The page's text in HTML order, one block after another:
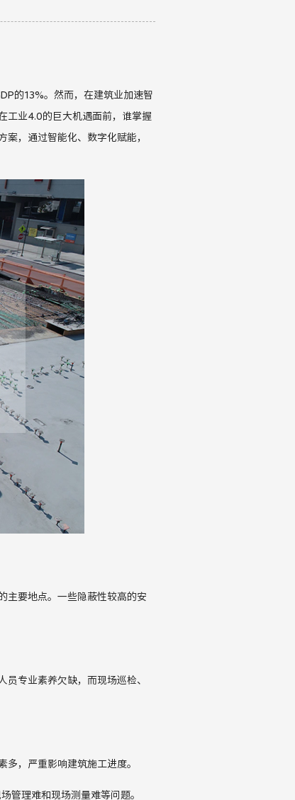
的13%。然而， 在建筑业加速智
工业4.0 的巨大机遇面前，谁掌握
案，通过智能化、数字化赋能，
主要地点。一些隐蔽性较高的安
专业素养欠缺，而现场巡检、
多，严重影响建筑施工进度。
管理难和现场测量难等问题。